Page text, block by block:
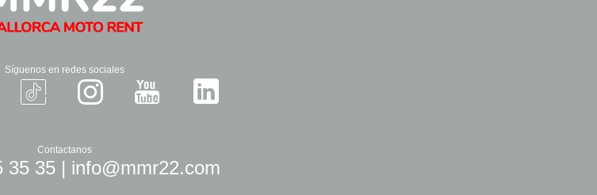
Síguenos en redes sociales
Contactanos
35 35| info@mmr22.com